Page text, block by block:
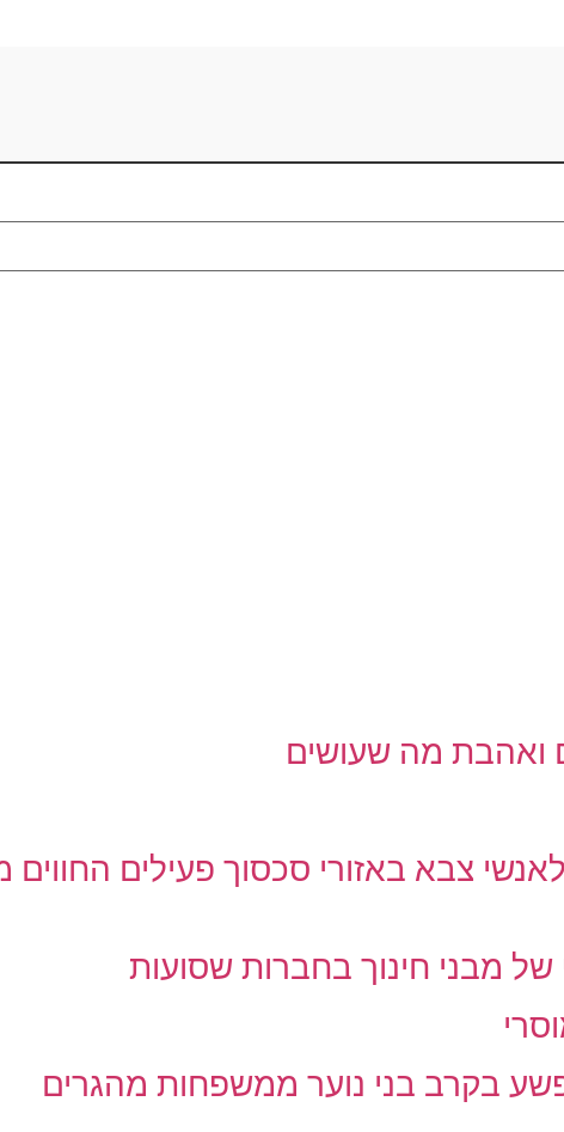
ואהבת מה שעושים
צבא באזורי סכסוך פעילים החווים
של מבני חינוך בחברות שסועות
פשע בקרב בני נוער ממשפחות מהגרים